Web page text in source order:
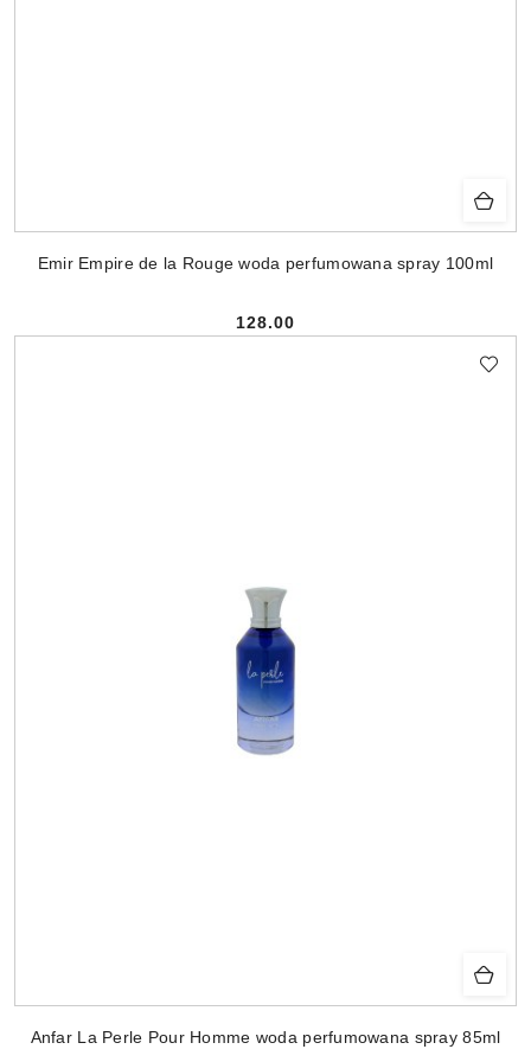
Emir Empire de la Rouge woda perfumowana spray 100ml
Cena:
128.00
Anfar La Perle Pour Homme woda perfumowana spray 85ml